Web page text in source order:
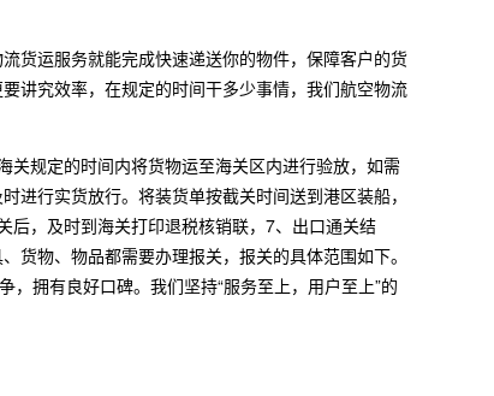
货运服务就能完成快速递送你的物件，保障客户的货
讲究效率，在规定的时间干多少事情，我们航空物流
规定的时间内将货物运至海关区内进行验放，如需
进行实货放行。将装货单按截关时间送到港区装船，
后，及时到海关打印退税核销联，7、出口通关结
货物、物品都需要办理报关，报关的具体范围如下。
拥有良好口碑。我们坚持“服务至上，用户至上”的